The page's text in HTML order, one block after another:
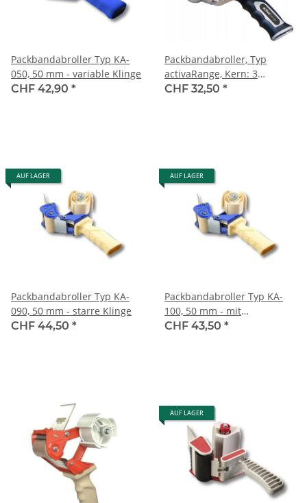
Packbandabroller Typ KA-
050, 50 mm - variable Klinge
CHF 42,90 *
Packbandabroller, Typ
activaRange, Kern: 3
inches/7.62 cm, Abroller für
CHF 32,50 *
AUF LAGER
Packbandabroller Typ KA-
090, 50 mm - starre Klinge
CHF 44,50 *
AUF LAGER
Packbandabroller Typ KA-
100, 50 mm - mit
Sicherheitsmesser
CHF 43,50 *
AUF LAGER